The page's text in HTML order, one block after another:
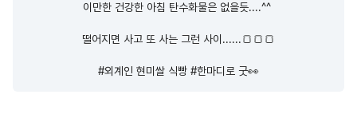
이만한 건강한 아침 탄수화물은 없을듯....^^
떨어지면 사고 또 사는 그런 사이......🍞🍞🍞
#외계인 현미쌀 식빵 #한마디로 굿👀